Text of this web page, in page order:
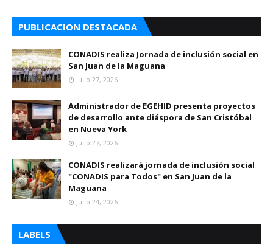
PUBLICACION DESTACADA
CONADIS realiza Jornada de inclusión social en
San Juan de la Maguana
Julio 27, 2026
Administrador de EGEHID presenta proyectos
de desarrollo ante diáspora de San Cristóbal
en Nueva York
Julio 27, 2026
CONADIS realizará jornada de inclusión social
"CONADIS para Todos" en San Juan de la
Maguana
Julio 24, 2026
LABELS